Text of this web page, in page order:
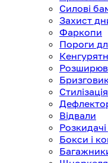
Силові
Захист
Фаркопи
Пороги
Відвали
Бокси і